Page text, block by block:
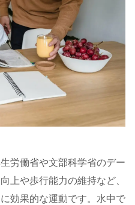
労働省や文部科学省のデー
上や歩行能力の維持など、
効果的な運動です。水中で